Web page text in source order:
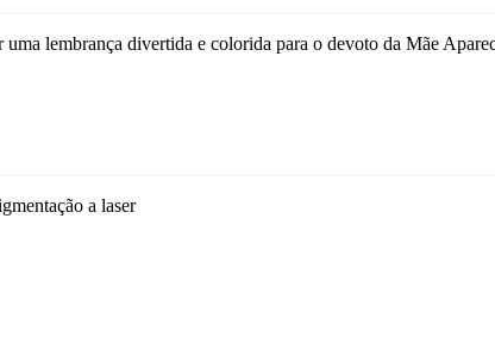
uma lembrança divertida e colorida para o devoto da Mãe
a laser